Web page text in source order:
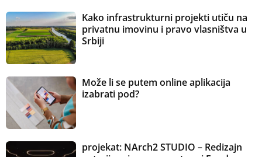
Kako infrastrukturni projekti utiču na
privatnu imovinu i pravo vlasništva u
Srbiji
Može li se putem online aplikacija
izabrati pod?
projekat: NArch2 STUDIO – Redizajn